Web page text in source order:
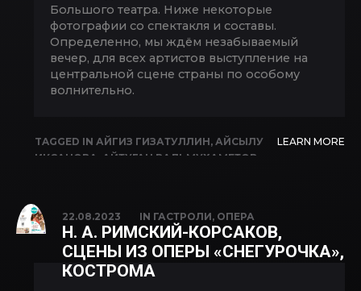
Большого театра. Ниже некоторые
фотографии со спектакля и составы.
Определенно, мы ждём незабываемый
вечер, для всех артистов выступление на
центральной сцене страны по особому
волнительно.
TAGGED IN АЙГИЗ ГИЗАТУЛЛИН, АЙСЫЛУ
ИКСАНОВА
АЙТУГАН ВАЛЬМУХАМЕТОВ
БОЛЬШОЙ ТЕАТР
ВЛАДИМИР КОПЫТОВ,ДИНАР ШАКИРОВ
ИВАН СКЛАДЧИКОВ,ИГОРЬ МОРОЗОВ,
ИДЕЛЬ АРАЛБАЕВ,ИЛЬНАРА
АБЕЙДУЛЛИНА,ИЛЬНУР ЗУБАИРОВ
LEARN MORE
22.08.2023 IN ГАСТРОЛИ, ОПЕРА
Н. А. РИМСКИЙ-КОРСАКОВ,
СЦЕНЫ ИЗ ОПЕРЫ «СНЕГУРОЧКА»,
КОСТРОМА